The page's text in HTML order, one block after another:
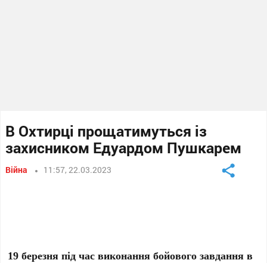
В Охтирці прощатимуться із
захисником Едуардом Пушкарем
Війна 11:57, 22.03.2023
19 березня під час виконання бойового завдання в